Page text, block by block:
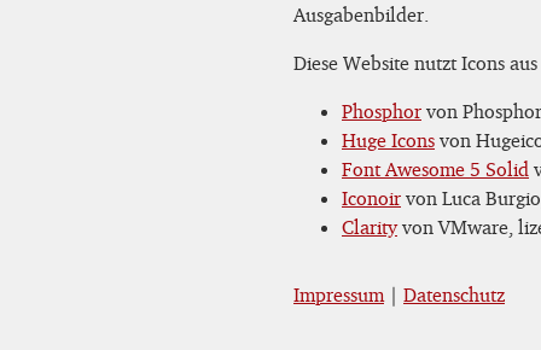
Ausgabenbilder.
Diese Website nutzt Icons
Phosphor von
Huge Icons von
Font Awesome 5 Solid
Iconoir von Luca
Clarityvon VMware,
Impressum| Datenschutz